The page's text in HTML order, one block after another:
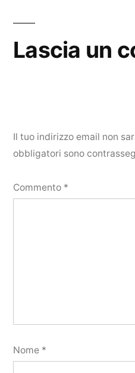
Lascia un
Il tuo indirizzo email non
obbligatori sono
Commento *
Nome *